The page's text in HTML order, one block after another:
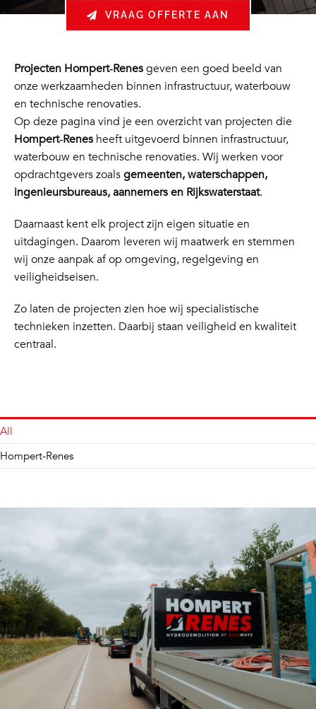
VRAAG OFFERTE AAN
Projecten Hompert‑Renesgeven een goed beeld van
onze werkzaamheden binnen infrastructuur, waterbouw
en technische renovaties.
Op deze pagina vind je een overzicht van projecten die
Hompert‑Renesheeft uitgevoerd binnen infrastructuur,
waterbouw en technische renovaties. Wij werken voor
opdrachtgevers zoalsgemeenten, waterschappen,
ingenieursbureaus, aannemers en Rijkswaterstaat.
Daarnaast kent elk project zijn eigen situatie en
uitdagingen. Daarom leveren wij maatwerk en stemmen
wij onze aanpak af op omgeving, regelgeving en
veiligheidseisen.
Zo laten de projecten zien hoe wij specialistische
technieken inzetten. Daarbij staan veiligheid en kwaliteit
centraal.
All
Hompert-Renes